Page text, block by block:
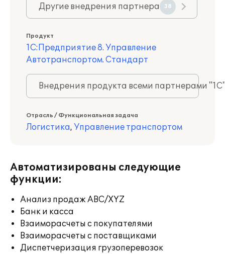
Другие внедрения партнера 38
Продукт
1С:Предприятие 8. Управление
Автотранспортом. Стандарт
Внедрения продукта всеми партнерами
Отрасль / Функциональная задача
Логистика, Управление транспортом
Автоматизированы следующие
функции:
Анализ продаж ABC/XYZ
Банк и касса
Взаиморасчеты с покупателями
Взаиморасчеты с поставщиками
Диспетчеризация грузоперевозок